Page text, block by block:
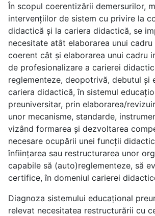
În scopul coerentizării demersurilor,
intervențiilor de sistem cu privire la
didactică și la cariera didactică, se
necesitate atât elaborarea unui
coerent cât și elaborarea unui cadru
de profesionalizare a carierei
reglementeze, deopotrivă, debutul și
cariera didactică, în sistemul
preuniversitar, prin elaborarea/
unor mecanisme, standarde,
vizând formarea și dezvoltarea
necesare ocupării unei funcții
înființarea sau restructurarea unor
capabile să (auto)reglementeze, să
certifice, în domeniul carierei
Diagnoza sistemului educațional
relevat necesitatea restructurării cu